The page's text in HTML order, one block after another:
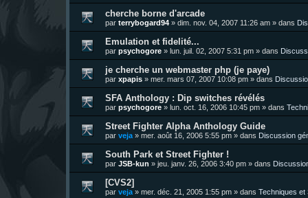
cherche borne d'arcade
par terrybogard94 » dim. nov. 04, 2007 11:26 am » dans
Emulation et fidelité...
par psychogore » lun. juil. 02, 2007 5:31 pm » dans
je cherche un webmaster php (je paye)
par xpapis » mer. mars 07, 2007 10:08 pm » dans
SFA Anthology : Dip switches révélés
par psychogore » lun. oct. 16, 2006 10:45 pm » dans
Street Fighter Alpha Anthology Guide
par veja » mer. août 16, 2006 5:55 pm » dans Discussion
South Park et Street Fighter !
par JSB-kun » jeu. janv. 26, 2006 3:40 pm » dans
[CVS2]
par veja » mer. déc. 21, 2005 1:55 pm » dans Techniques et